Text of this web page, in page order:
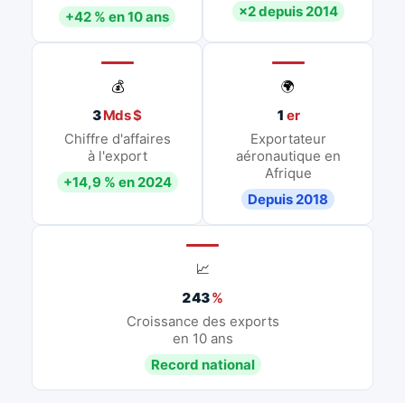
+42 % en 10 ans
×2 depuis 2014
💰
3Mds $
Chiffre d'affaires
à l'export
+14,9 % en 2024
🌍
1 er
Exportateur
aéronautique en
Afrique
Depuis 2018
📈
243%
Croissance des exports
en 10 ans
Record national